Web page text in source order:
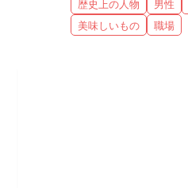
歴史上の人物
男性
美味しいもの
職場